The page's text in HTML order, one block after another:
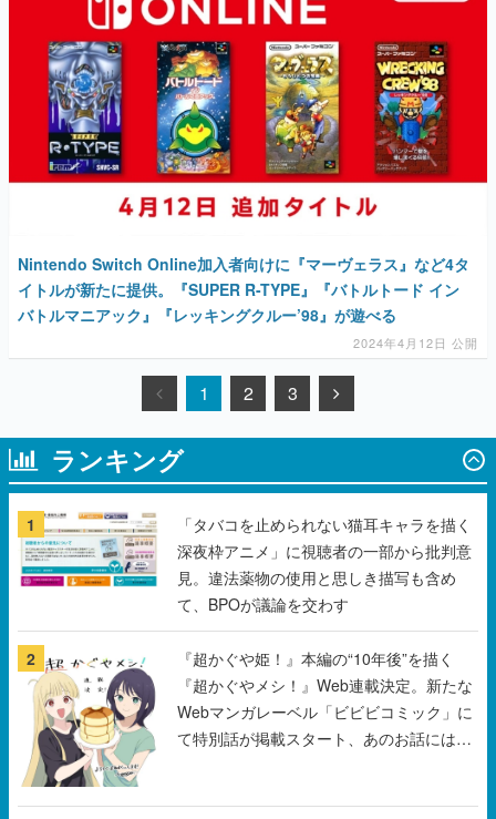
Nintendo Switch Online加入者向けに『マーヴェラス』など4タ
イトルが新たに提供。『SUPER R-TYPE』『バトルトード イン
バトルマニアック』『レッキングクルー’98』が遊べる
2024年4月12日 公開
1 2 3
ランキング
1
「タバコを止められない猫耳キャラを描く
深夜枠アニメ」に視聴者の一部から批判意
見。違法薬物の使用と思しき描写も含め
て、BPOが議論を交わす
2
『超かぐや姫！』本編の“10年後”を描く
『超かぐやメシ！』Web連載決定。新たな
Webマンガレーベル「ビビビコミック」に
て特別話が掲載スタート、あのお話には…